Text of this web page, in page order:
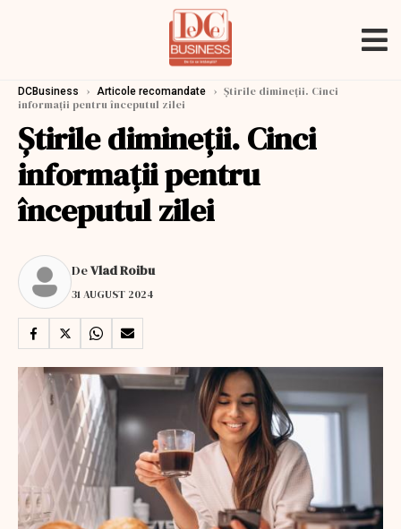
DCBusiness › Articole recomandate › Știrile dimineții. Cinci
informații pentru începutul zilei
Știrile dimineții. Cinci
informații pentru
începutul zilei
DeVlad Roibu
31 AUGUST 2024